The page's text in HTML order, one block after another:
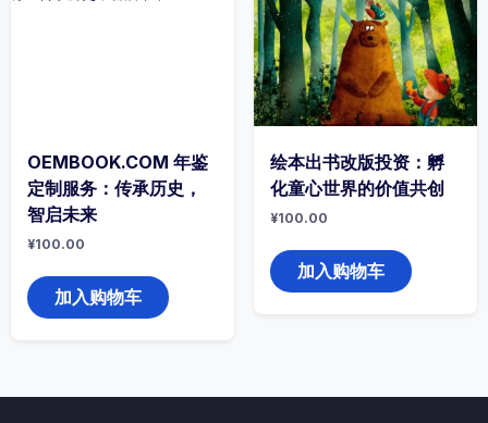
OEMBOOK.COM 年鉴
定制服务：传承历史，
智启未来
¥100.00
加入购物车
绘本出书改版投资：孵
化童心世界的价值共创
¥100.00
加入购物车